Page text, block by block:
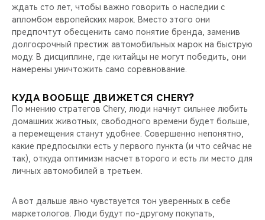
ждать сто лет, чтобы важно говорить о наследии с
апломбом европейских марок. Вместо этого они
предпочтут обесценить само понятие бренда, заменив
долгосрочный престиж автомобильных марок на быструю
моду. В дисциплине, где китайцы не могут победить, они
намерены уничтожить само соревнование.
КУДА ВООБЩЕ ДВИЖЕТСЯ CHERY?
По мнению стратегов Chery, люди начнут сильнее любить
домашних животных, свободного времени будет больше,
а перемещения станут удобнее. Совершенно непонятно,
какие предпосылки есть у первого пункта (и что сейчас не
так), откуда оптимизм насчет второго и есть ли место для
личных автомобилей в третьем.
А вот дальше явно чувствуется тон уверенных в себе
маркетологов. Люди будут по-другому покупать,